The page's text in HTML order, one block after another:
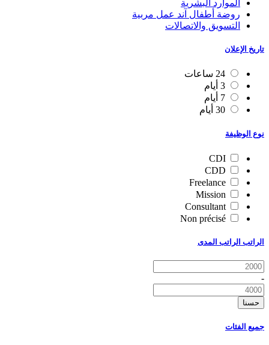
الموارد البشرية
روضة أطفال آند عمل مربية
التسويق والاتصالات
تاريخ الإعلان
24 ساعات
3 أيام
7 أيام
30 أيام
نوع الوظيفة
CDI
CDD
Freelance
Mission
Consultant
Non précisé
الراتب الراتب المدى
-
حسنا
جميع الفئات